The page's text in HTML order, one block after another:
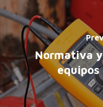
Normativa
equipos